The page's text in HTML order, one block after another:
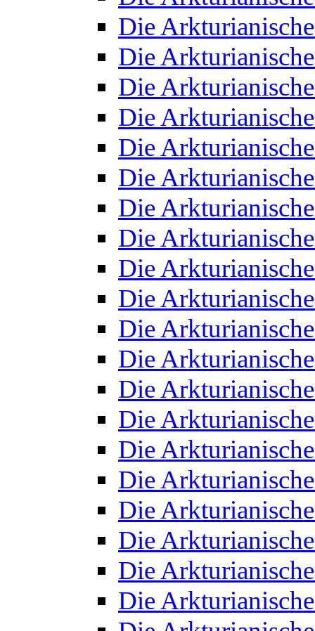
Die
Die
Die
Die
Die
Die
Die
Die
Die
Die
Die
Die
Die
Die
Die
Die
Die
Die
Die
Die